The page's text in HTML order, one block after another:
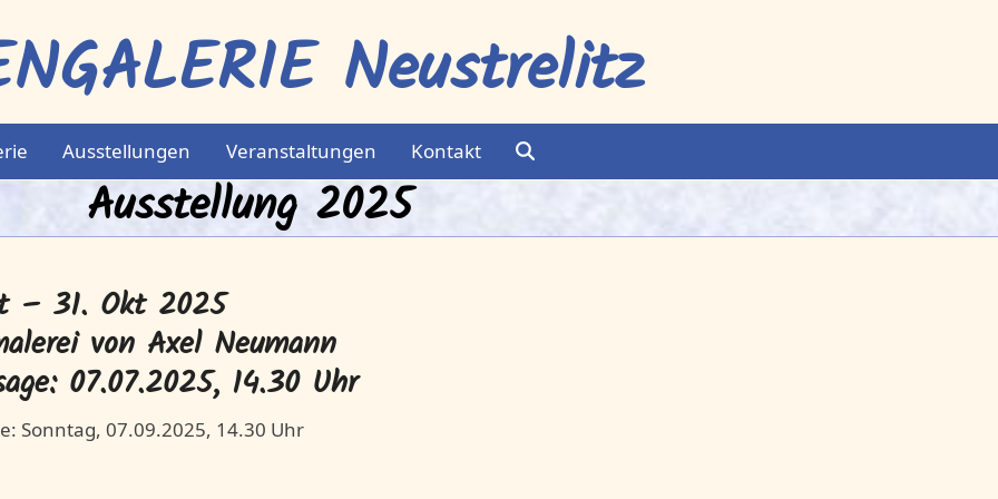
Neustrelitz
Ausstellungen Veranstaltungen Kontakt
Ausstellung 2025
– 31. Okt 2025
von Axel Neumann
07.07.2025, 14.30 Uhr
Sonntag, 07.09.2025, 14.30 Uhr